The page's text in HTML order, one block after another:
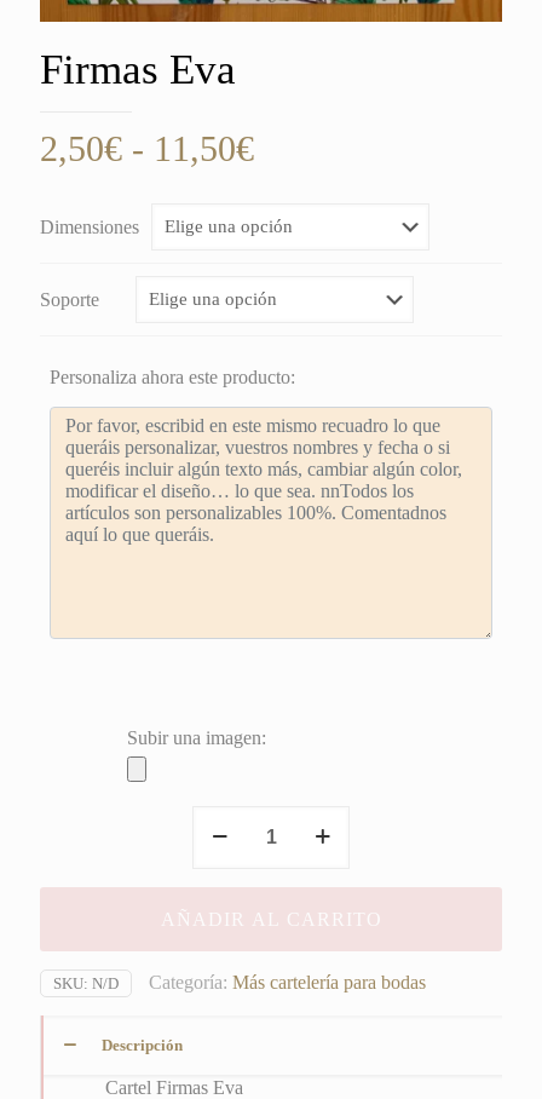
Firmas Eva
2,50€ - 11,50€Rango
precios:
2,50€
11,50€
Dimensiones
Soporte
Personaliza ahora este producto:
Subir una imagen:
Eva
AÑADIR AL CARRITO
SKU: N/D Categoría: Más cartelería para bodas
Descripción
Cartel Firmas Eva